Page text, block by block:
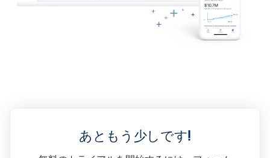
あともう少しです!